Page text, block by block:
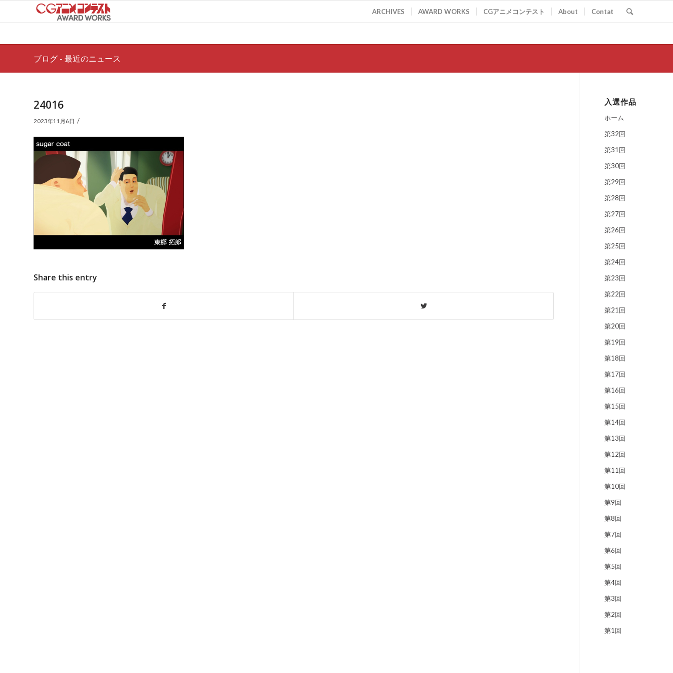
ARCHIVES AWARD WORKS CGアニメコンテスト About Contat
ブログ - 最近のニュース
24016
2023年11月6日 /
Share this entry
入選作品
ホーム
第32回
第31回
第30回
第29回
第28回
第27回
第26回
第25回
第24回
第23回
第22回
第21回
第20回
第19回
第18回
第17回
第16回
第15回
第14回
第13回
第12回
第11回
第10回
第9回
第8回
第7回
第6回
第5回
第4回
第3回
第2回
第1回